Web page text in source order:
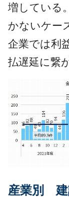
増している
かないケー
企業では利
払遅延に繋
産業別 建